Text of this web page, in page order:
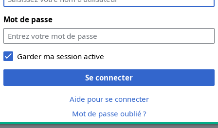
Mot de passe
Garder ma session active
Se connecter
Aide pour se connecter
Mot de passe oublié ?